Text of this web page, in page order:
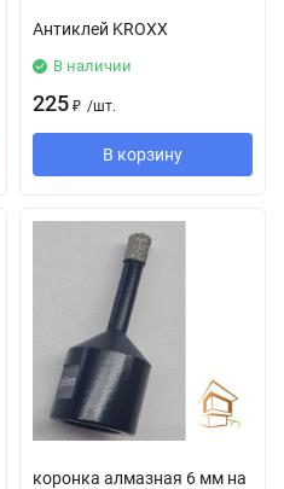
Антиклей KROXX
В наличии
225 ₽ /шт.
В корзину
коронка алмазная 6 мм на